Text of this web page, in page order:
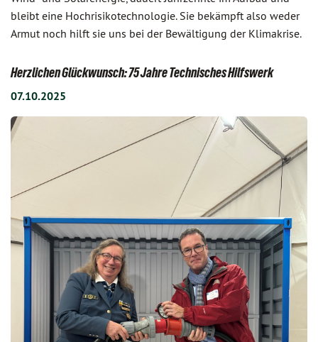
bleibt eine Hochrisikotechnologie. Sie bekämpft also weder
Armut noch hilft sie uns bei der Bewältigung der Klimakrise.
Herzlichen Glückwunsch: 75 Jahre Technisches Hilfswerk
07.10.2025